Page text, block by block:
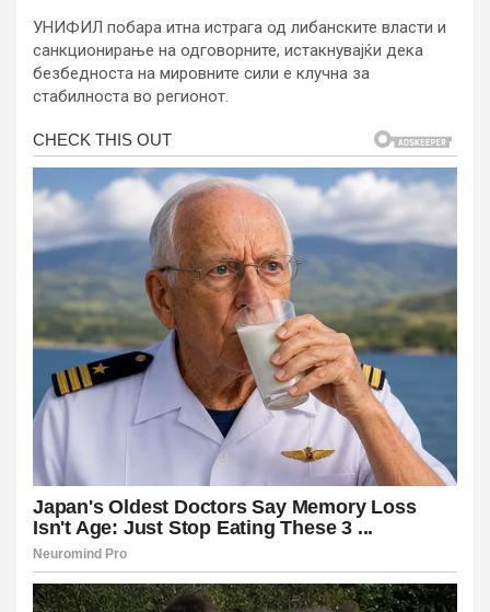
УНИФИЛ побара итна истрага од либанските власти и
санкционирање на одговорните, истакнувајќи дека
безбедноста на мировните сили е клучна за
стабилноста во регионот.